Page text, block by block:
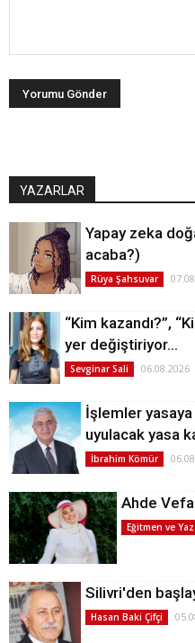
YAZARLAR
Yapay zeka
acaba?)
Rüya Şahsuvar
“Kim kazandı?”,
yer değiştiriyor…
Sevginar Sali 06.08.2026
İşlemler
uyulacak yasa
İbrahim Kömür
Ahde Vefa
Eğitmen ve
Silivri'den
Hasan Baki Çifçi